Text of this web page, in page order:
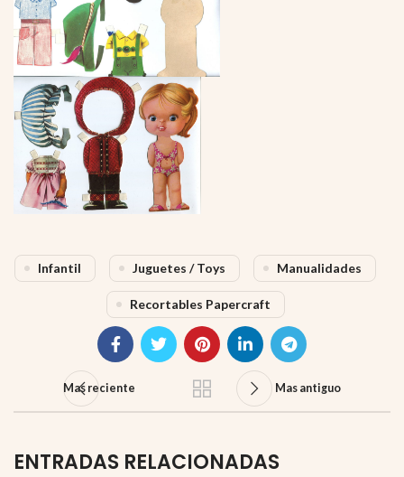
Infantil Juguetes / Toys Manualidades
Recortables Papercraft
Mas reciente Mas antiguo
ENTRADAS RELACIONADAS